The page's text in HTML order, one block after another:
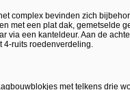
complex bevinden zich
met een plat dak, gemetselde
via een kanteldeur. Aan de
4-ruits roedenverdeling.
met telkens drie